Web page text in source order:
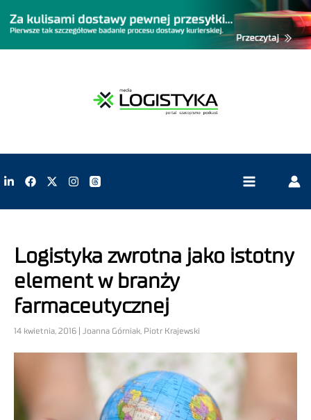
Logistyka zwrotna jako istotny
element w branży
farmaceutycznej
14 kwietnia, 2016 | Joanna Górniak, Piotr Krajewski